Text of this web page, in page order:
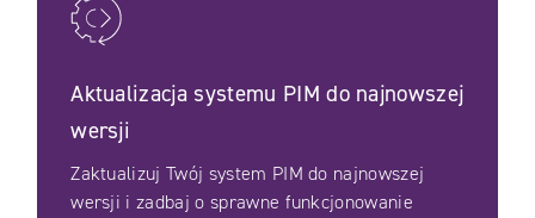
Aktualizacja systemu PIM do najnowszej
wersji
Zaktualizuj Twój system PIM do najnowszej
wersji i zadbaj o sprawne funkcjonowanie